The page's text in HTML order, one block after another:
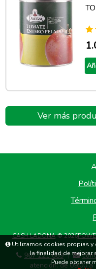
Ver más
CASH LADONA© 2026
967 221 669 |
atención: de 09:00 a
Utilizamos cookies propias y
la finalidad de mejorar
Puede obtener